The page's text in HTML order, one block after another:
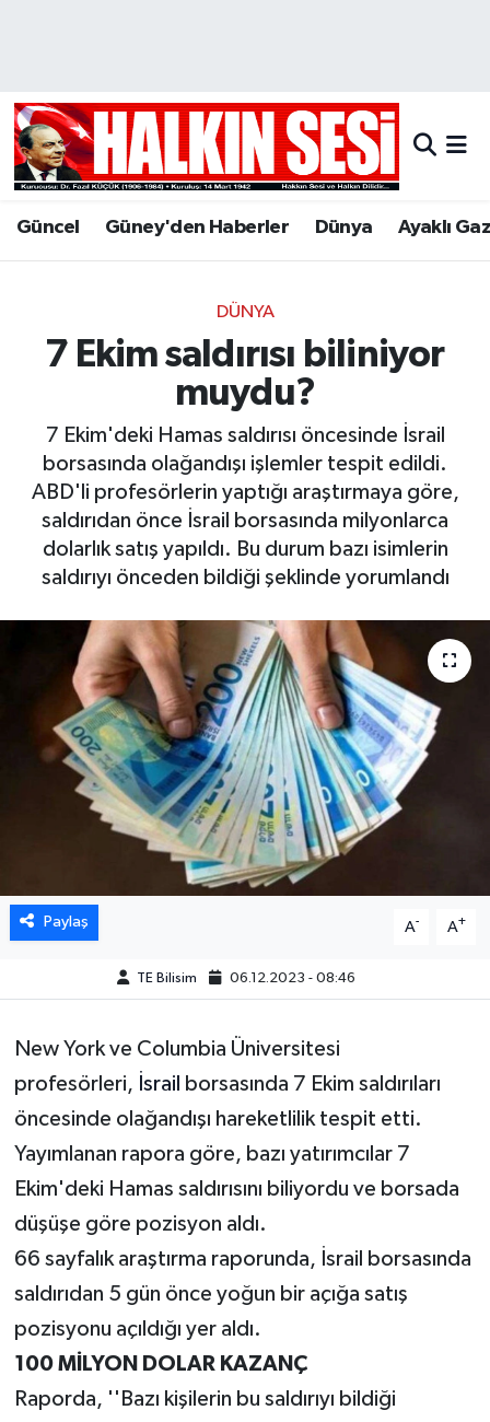
Güncel Güney'den Haberler Dünya Ayaklı
DÜNYA
7 Ekim saldırısı biliniyor
muydu?
7 Ekim'deki Hamas saldırısı öncesinde İsrail
borsasında olağandışı işlemler tespit edildi.
ABD'li profesörlerin yaptığı araştırmaya göre,
saldırıdan önce İsrail borsasında milyonlarca
dolarlık satış yapıldı. Bu durum bazı isimlerin
saldırıyı önceden bildiği şeklinde yorumlandı
Paylaş A- A+
TE Bilisim 06.12.2023 - 08:46
New York ve Columbia Üniversitesi
profesörleri, İsrail borsasında 7 Ekim saldırıları
öncesinde olağandışı hareketlilik tespit etti.
Yayımlanan rapora göre, bazı yatırımcılar 7
Ekim'deki Hamas saldırısını biliyordu ve borsada
düşüşe göre pozisyon aldı.
66 sayfalık araştırma raporunda, İsrail borsasında
saldırıdan 5 gün önce yoğun bir açığa satış
pozisyonu açıldığı yer aldı.
100 MİLYON DOLAR KAZANÇ
Raporda, ''Bazı kişilerin bu saldırıyı bildiği
Hava Durumu
Trafik Durumu
Son Dakika Haberleri